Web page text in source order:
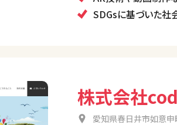
SDGsに基づいた社
株式会社
愛知県春日井市如意